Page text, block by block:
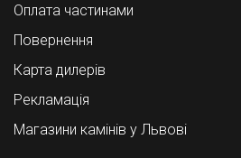
Оплата частинами
Повернення
Карта дилерів
Рекламація
Магазини камінів у Львові